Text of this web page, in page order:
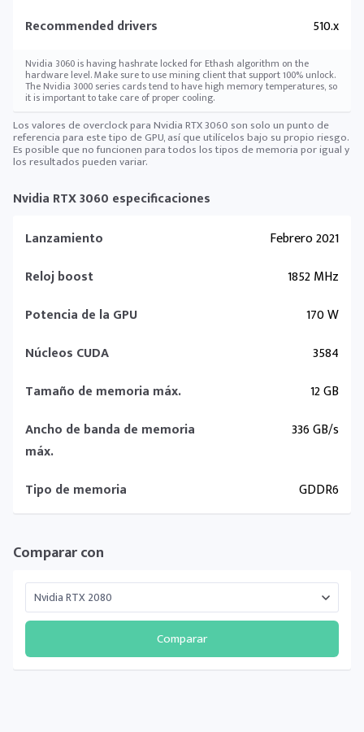
Recommended drivers
510.x
Nvidia 3060 is having hashrate locked for Ethash algorithm on the
hardware level. Make sure to use mining client that support 100% unlock.
The Nvidia 3000 series cards tend to have high memory temperatures, so
it is important to take care of proper cooling.
Los valores de overclock para Nvidia RTX 3060 son solo un punto de
referencia para este tipo de GPU, así que utilícelos bajo su propio riesgo.
Es posible que no funcionen para todos los tipos de memoria por igual y
los resultados pueden variar.
Nvidia RTX 3060 especificaciones
Lanzamiento
Febrero 2021
Reloj boost
1852 MHz
Potencia de la GPU
170 W
Núcleos CUDA
3584
Tamaño de memoria máx.
12 GB
Ancho de banda de memoria
máx.
336 GB/s
Tipo de memoria GDDR6
Comparar con
Comparar